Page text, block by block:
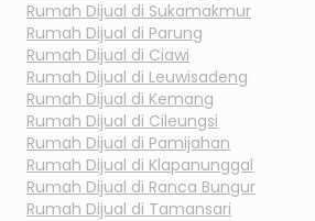
Rumah Dijual di Sukamakmur
Rumah Dijual di Parung
Rumah Dijual di Ciawi
Rumah Dijual di Leuwisadeng
Rumah Dijual di Kemang
Rumah Dijual di Cileungsi
Rumah Dijual di Pamijahan
Rumah Dijual di Klapanunggal
Rumah Dijual di Ranca Bungur
Rumah Dijual di Tamansari